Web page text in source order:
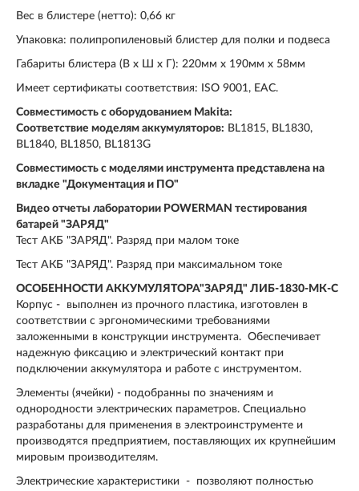
Вес в блистере (нетто): 0,66 кг
Упаковка: полипропиленовый блистер для полки и подвеса
Габариты блистера (В х Ш х Г): 220мм х 190мм х 58мм
Имеет сертификаты соответствия: ISO 9001, ЕАС.
Совместимость с оборудованием Makita:
Соответствие моделям аккумуляторов: BL1815, BL1830,
BL1840, BL1850, BL1813G
Совместимость с моделями инструмента представлена на
вкладке "Документация и ПО"
Видео отчеты лаборатории POWERMAN тестирования
батарей "ЗАРЯД"
Тест АКБ "ЗАРЯД". Разряд при малом токе
Тест АКБ "ЗАРЯД". Разряд при максимальном токе
ОСОБЕННОСТИ АККУМУЛЯТОРА"ЗАРЯД" ЛИБ-1830-МК-С
Корпус - выполнен из прочного пластика, изготовлен в
соответствии с эргономическими требованиями
заложенными в конструкции инструмента. Обеспечивает
надежную фиксацию и электрический контакт при
подключении аккумулятора и работе с инструментом.
Элементы (ячейки) - подобранны по значениям и
однородности электрических параметров. Специально
разработаны для применения в электроинструменте и
производятся предприятием, поставляющих их крупнейшим
мировым производителям.
Электрические характеристики - позволяют полностью